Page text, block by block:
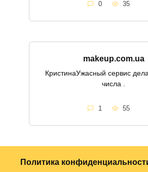
0 35
makeup.com.ua
КристинаУжасный сервис
числа .
1 55
Политика